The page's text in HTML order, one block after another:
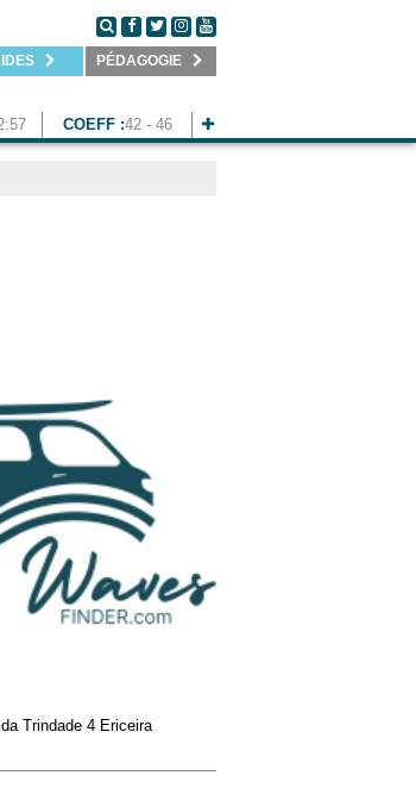
PÉDAGOGIE
COEFF :42 - 46
Trindade 4 Ericeira